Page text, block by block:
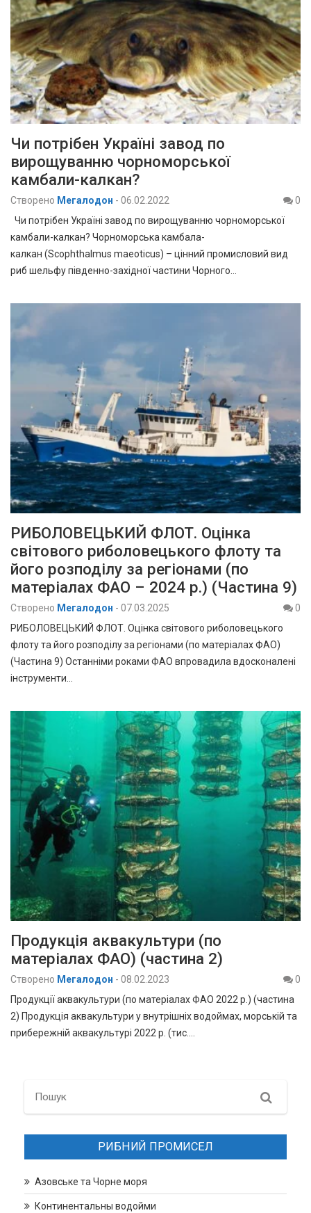
Чи потрібен Україні завод по
вирощуванню чорноморської
камбали-калкан?
Створено Мегалодон - 06.02.2022
0
Чи потрібен Україні завод по вирощуванню чорноморської
камбали-калкан? Чорноморська камбала-
калкан (Scophthalmus maeoticus) – цінний промисловий вид
риб шельфу південно-західної частини Чорного…
РИБОЛОВЕЦЬКИЙ ФЛОТ. Оцінка
світового риболовецького флоту та
його розподілу за регіонами (по
матеріалах ФАО – 2024 р.) (Частина 9)
Створено Мегалодон - 07.03.2025
0
РИБОЛОВЕЦЬКИЙ ФЛОТ. Оцінка світового риболовецького
флоту та його розподілу за регіонами (по матеріалах ФАО)
(Частина 9) Останніми роками ФАО впровадила вдосконалені
інструменти…
Продукція аквакультури (по
матеріалах ФАО) (частина 2)
Створено Мегалодон - 08.02.2023
0
Продукції аквакультури (по матеріалах ФАО 2022 р.) (частина
2) Продукція аквакультури у внутрішніх водоймах, морській та
прибережній аквакультурі 2022 р. (тис.…
Search
РИБНИЙ ПРОМИСЕЛ
Азовське та Чорне моря
Континентальны водойми